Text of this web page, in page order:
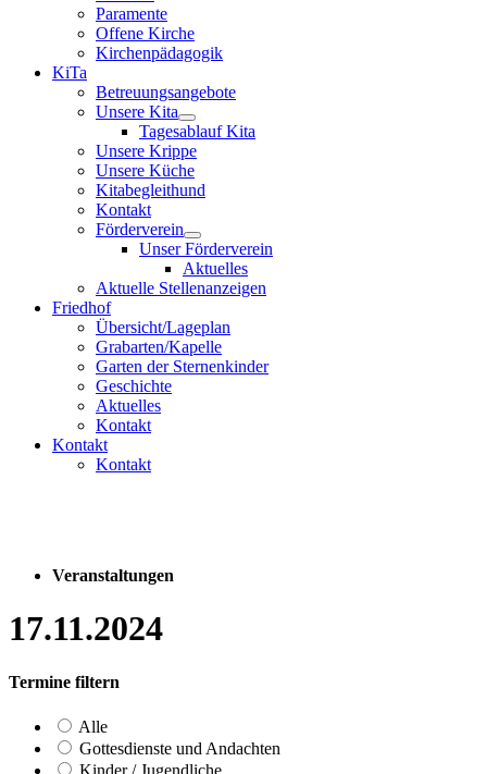
Paramente
Offene Kirche
Kirchenpädagogik
KiTa
Betreuungsangebote
Unsere Kita
Tagesablauf Kita
Unsere Krippe
Unsere Küche
Kitabegleithund
Kontakt
Förderverein
Unser Förderverein
Aktuelles
Aktuelle Stellenanzeigen
Friedhof
Übersicht/Lageplan
Grabarten/Kapelle
Garten der Sternenkinder
Geschichte
Aktuelles
Kontakt
Kontakt
Kontakt
Veranstaltungen
17.11.2024
Termine filtern
Alle
Gottesdienste und Andachten